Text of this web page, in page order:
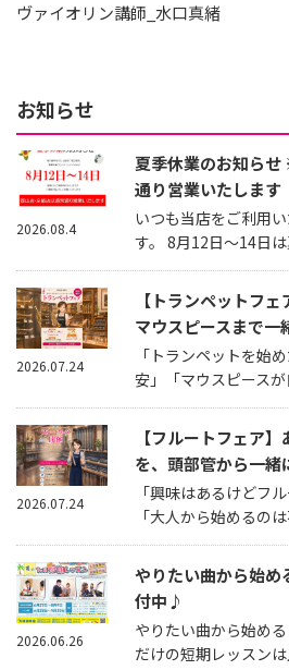
ヴァイオリン講師_水口真緒
お知らせ
夏季休業のお知ら
通り営業いたします
いつも当店をご利用
す。 8月12日～14日
2026.08.4
【トランペットフ
マウスピースまで一
「トランペットを始
安」「マウスピース
2026.07.24
【フルートフェア
を、頭部管から一緒
「興味はあるけどフ
「大人から始めるの
2026.07.24
やりたい曲から始め
付中♪
やりたい曲から始め
だけの短期レッスン
2026.06.26